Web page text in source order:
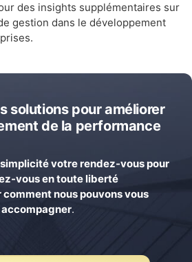
des insights supplémentaires sur
gestion dans le développement
solutions pour améliorer
de la performance
votre rendez-vous pour
vous en toute liberté
nous pouvons vous
accompagner.